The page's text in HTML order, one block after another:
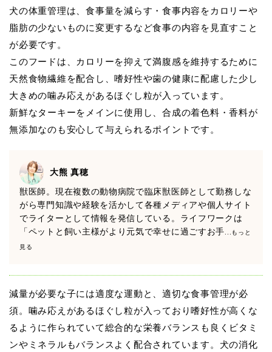
犬の体重管理は、食事量を減らす・食事内容をカロリーや
脂肪の少ないものに変更するなど食事の内容を見直すこと
が必要です。
このフードは、カロリーを抑えて満腹感を維持するために
天然食物繊維を配合し、嗜好性や歯の健康に配慮した少し
大きめの噛み応えがあるほぐし粒が入っています。
新鮮なターキーをメインに使用し、合成の着色料・香料が
無添加なのも安心して与えられるポイントです。
大熊 真穂
獣医師。現在複数の動物病院で臨床獣医師として勤務しな
がら専門知識や経験を活かして各種メディアや個人サイト
でライターとして情報を発信している。ライフワークは
「ペットと飼い主様がより元気で幸せに過ごすお手...もっと
見る
減量が必要な子には適度な運動と、適切な食事管理が必
須。噛み応えがあるほぐし粒が入っており嗜好性が高くな
るように作られていて総合的な栄養バランスも良くビタミ
ンやミネラルもバランスよく配合されています。犬の消化